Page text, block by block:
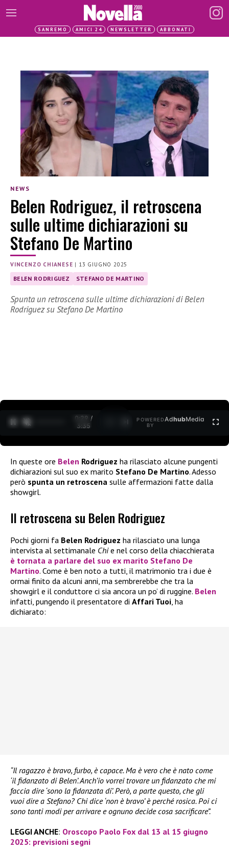
SANREMO AMICI 24 NEWSLETTER ABBONATI
NEWS
Belen Rodriguez, il retroscena
sulle ultime dichiarazioni su
Stefano De Martino
VINCENZO CHIANESE | 13 GIUGNO 2025
BELEN RODRIGUEZ STEFANO DE MARTINO
Spunta un retroscena sulle ultime dichiarazioni di Belen
Rodriguez su Stefano De Martino
0:30 /
3:35
POWERED
BY
AdhubMedia
In queste ore Belen Rodriguez ha rilasciato alcune pungenti
dichiarazioni sul suo ex marito Stefano De Martino. Adesso
però spunta un retroscena sulle affermazioni fatte dalla
showgirl.
Il retroscena su Belen Rodriguez
Pochi giorni fa Belen Rodriguez ha rilasciato una lunga
intervista al settimanale Chie nel corso della chiacchierata
è tornata a parlare del suo ex marito Stefano De
Martino. Come è ben noto a tutti, il matrimonio tra i due è
ormai finito da alcuni anni, ma sembrerebbe che tra la
showgirl e il conduttore ci sia ancora un po’ di ruggine. Belen
infatti, pungendo il presentatore di Affari Tuoi, ha
dichiarato:
“Il ragazzo è bravo, furbo, è capace. Ma è vero che è nato come
‘il fidanzato di Belen’. Anch’io vorrei trovare un fidanzato che mi
faccia dire ‘sono la fidanzata di’. Però, a parte questo, che gli
vuoi dire a Stefano? Chi dice ‘non è bravo’ è perché rosica. Poi ci
sono tanti modi per arrivare e ognuno decide cosa sacrificare”.
LEGGI ANCHE: Oroscopo Paolo Fox dal 13 al 15 giugno
2025: previsioni segni